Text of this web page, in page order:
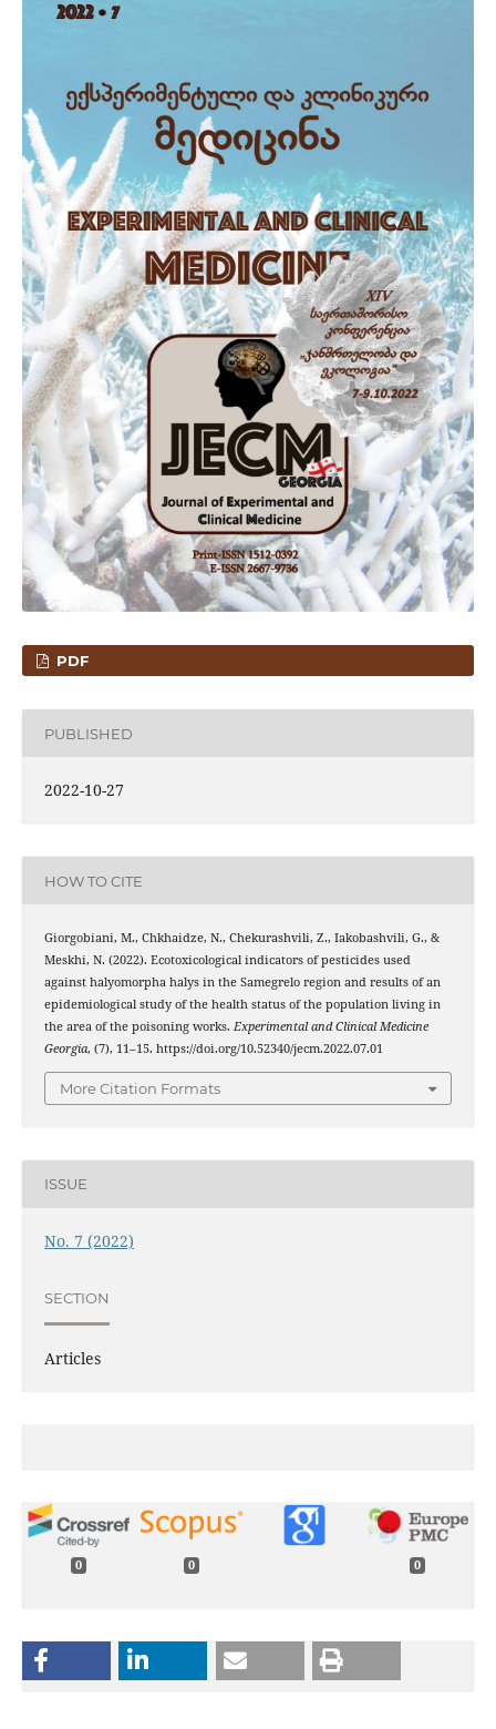
PDF
PUBLISHED
2022-10-27
HOW TO CITE
Giorgobiani, M., Chkhaidze, N., Chekurashvili, Z., Iakobashvili, G., &
Meskhi, N. (2022). Ecotoxicological indicators of pesticides used
against halyomorpha halys in the Samegrelo region and results of an
epidemiological study of the health status of the population living in
the area of the poisoning works. Experimental and Clinical Medicine
Georgia, (7), 11–15. https://doi.org/10.52340/jecm.2022.07.01
More Citation Formats
ISSUE
No. 7 (2022)
SECTION
Articles
0 0 0